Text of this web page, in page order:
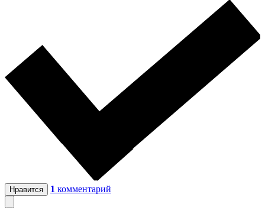
Нравится 1 комментарий